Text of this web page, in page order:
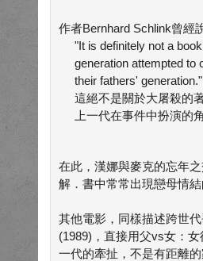
作者Bernhard Schlink曾經
"It is definitely not a
generation attempted to
their fathers' generation."
這絕不是關於大屠殺的
上一代在事件中扮演的
在此，漢娜與麥克的忘年
解．書中常常出現戀母情
其他電影，同樣描述跨世
(1989)，直接用父vs女：
一代的牽扯，不是有距離